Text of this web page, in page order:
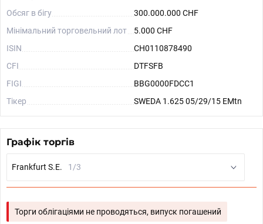
Обсяг в бігу
300.000.000 CHF
Мінімальний торговельний лот
5.000 CHF
ISIN
CH0110878490
CFI
DTFSFB
FIGI
BBG0000FDCC1
Тікер
SWEDA 1.625 05/29/15 EMtn
Графік торгів
Frankfurt S.E. 1/3
Торги облігаціями не проводяться, випуск погашений